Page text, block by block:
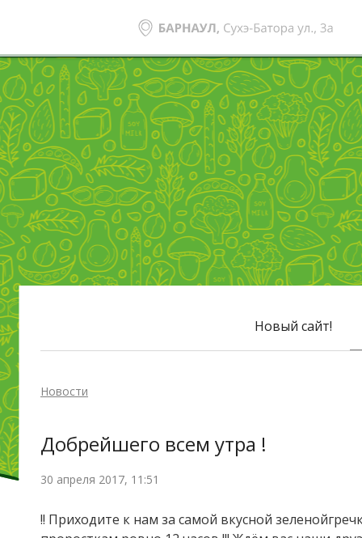
Новый сайт!
Новости
Добрейшего всем утра !
30 апреля 2017, 11:51
!! Приходите к нам за самой вкусной